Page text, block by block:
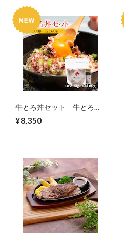
牛とろ丼セット 牛とろフ
れ1本【11880003】
¥8,350